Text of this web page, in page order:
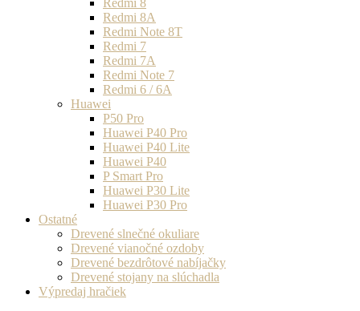
Redmi 8
Redmi 8A
Redmi Note 8T
Redmi 7
Redmi 7A
Redmi Note 7
Redmi 6 / 6A
Huawei
P50 Pro
Huawei P40 Pro
Huawei P40 Lite
Huawei P40
P Smart Pro
Huawei P30 Lite
Huawei P30 Pro
Ostatné
Drevené slnečné okuliare
Drevené vianočné ozdoby
Drevené bezdrôtové nabíjačky
Drevené stojany na slúchadla
Výpredaj hračiek